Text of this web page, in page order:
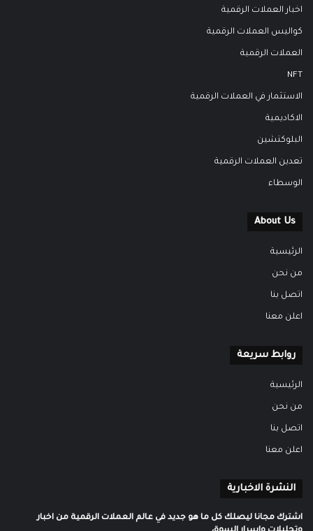
اخبار العملات الرقمية
كواليس العملات الرقمية
العملات الرقمية
NFT
الاستثمار في العملات الرقمية
الاكاديمية
البلوكتشين
تعدين العملات الرقمية
الوسطاء
About Us
الرئيسية
من نحن
اتصل بنا
اعلن معنا
روابط سريعة
الرئيسية
من نحن
اتصل بنا
اعلن معنا
النشرة الاخبارية
اشترك مجانا ليصلك كل ما هو جديد في عالم العملات الرقمية من اخبار